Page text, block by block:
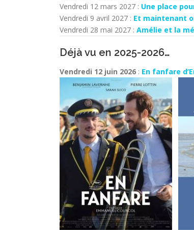
Vendredi 12 mars 2027 : Une place
Vendredi 9 avril 2027 : Et maintenant
Vendredi 28 mai 2027 : Amélie et la
Déjà vu en 2025-2026…
Vendredi 12 juin 2026 : En fanfare